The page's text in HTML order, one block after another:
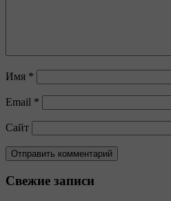
Имя *
Email *
Сайт
Свежие записи